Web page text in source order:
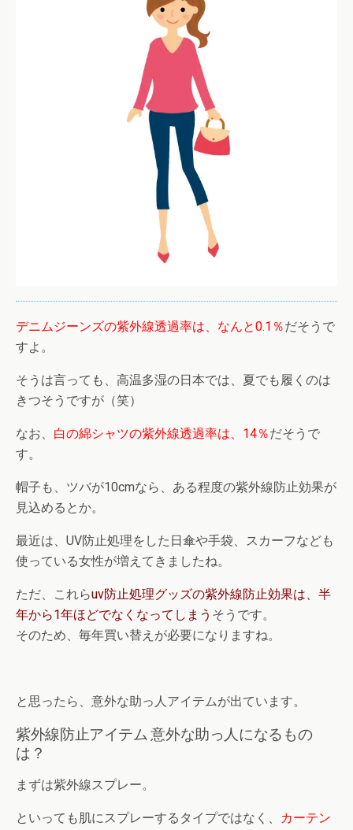
デニムジーンズの紫外線透過率は、なんと0.1％だそうで
すよ。
そうは言っても、高温多湿の日本では、夏でも履くのは
きつそうですが（笑）
なお、 白の綿シャツの紫外線透過率は、14％だそうで
す。
帽子も、ツバが10cmなら、ある程度の紫外線防止効果が
見込めるとか。
最近は、UV防止処理をした日傘や手袋、スカーフなども
使っている女性が増えてきましたね。
ただ、これらuv防止処理グッズの紫外線防止効果は、半
年から1年ほどでなくなってしまう そうです。
そのため、毎年買い替えが必要になりますね。
と思ったら、意外な助っ人アイテムが出ています。
紫外線防止アイテム 意外な助っ人になるもの
は？
まずは紫外線スプレー。
といっても肌にスプレーするタイプではなく、 カーテン